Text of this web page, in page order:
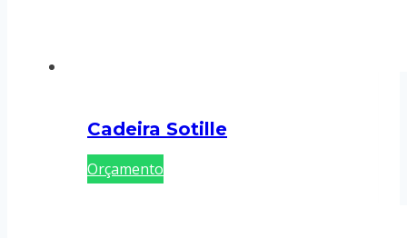
Cadeira Sotille
Orçamento